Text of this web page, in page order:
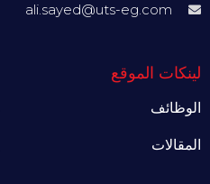
ali.sayed@uts-eg.com
لينكات الموقع
الوظائف
المقالات